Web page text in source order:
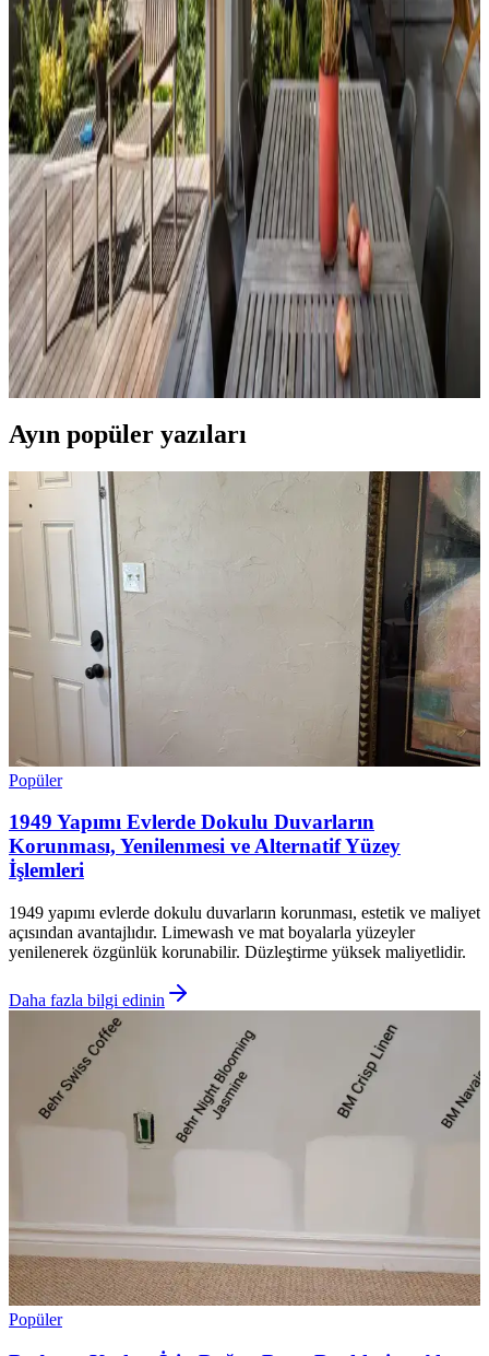
Reddit tartışması üzerinden ev dekorasyonunda renk uyumu,
mobilya yerleşimi ve aksesuar dengesi gibi unsurların yaşam
alanlarının estetik ve fonksiyonelliğini nasıl etkilediği inceleniyor.
Hermes Dekor Ürünleri İncelemesi: Ella'dan
Alışveriş ve Ürün Kalitesi Değerlendirmesi
Ella satıcısından alınan Hermes dekor ürünleri, yüksek deri kalitesi
ve detaylı işçiliğiyle öne çıkıyor. Ürünlerin boyutları beklentileri
aşarken, fiyat ve orijinallik tartışmaları da dikkat çekiyor.
Veranda Dekorasyonunda Bitki Seçimi, Aydınlatma
ve Mobilya Düzenlemeleriyle Estetik İyileştirme
Yöntemleri
Veranda dekorasyonunda bitkiler, halılar, aydınlatma ve mobilyaların
uyumlu kullanımı mekânı daha davetkâr ve fonksiyonel kılar. Doğru
seçimler verandanın atmosferini ve dış görünümünü güçlendirir.
Ayın popüler yazıları
Popüler
1949 Yapımı Evlerde Dokulu Duvarların
Korunması, Yenilenmesi ve Alternatif Yüzey
İşlemleri
1949 yapımı evlerde dokulu duvarların korunması, estetik ve maliyet
açısından avantajlıdır. Limewash ve mat boyalarla yüzeyler
yenilenerek özgünlük korunabilir. Düzleştirme yüksek maliyetlidir.
Daha fazla bilgi edinin
Popüler